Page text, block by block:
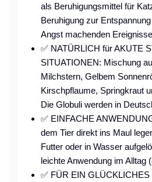
als Beruhigungsmittel für
Beruhigung zur
Angst machenden
✅ NATÜRLICH für AKUTE
SITUATIONEN: Mischung
Milchstern, Gelbem
Kirschpflaume, Springkraut
Die Globuli werden in
✅ EINFACHE
dem Tier direkt ins Maul
Futter oder in Wasser
leichte Anwendung im Alltag
✅ FÜR EIN